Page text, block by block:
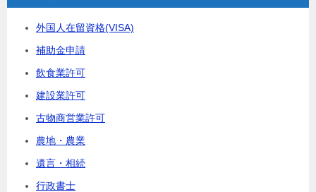
外国人在留資格(VISA)
補助金申請
飲食業許可
建設業許可
古物商営業許可
農地・農業
遺言・相続
行政書士